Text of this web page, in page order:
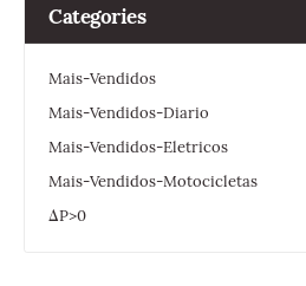
Categories
Mais-Vendidos
Mais-Vendidos-Diario
Mais-Vendidos-Eletricos
Mais-Vendidos-Motocicletas
ΔP>0